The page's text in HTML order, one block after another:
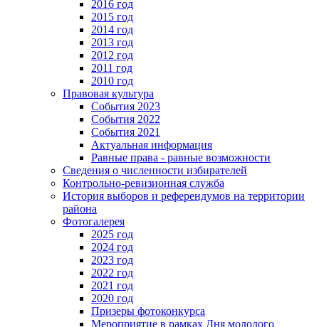
2016 год
2015 год
2014 год
2013 год
2012 год
2011 год
2010 год
Правовая культура
События 2023
События 2022
События 2021
Актуальная информация
Равные права - равные возможности
Сведения о численности избирателей
Контрольно-ревизионная служба
История выборов и референдумов на территории
района
Фотогалерея
2025 год
2024 год
2023 год
2022 год
2021 год
2020 год
Призеры фотоконкурса
Мероприятие в рамках Дня молодого